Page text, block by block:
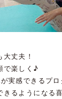
丈夫！
で楽しく♪
実感できるプロ
るようになる喜